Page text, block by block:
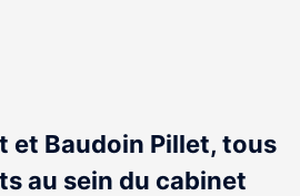
et Baudoin Pillet, tous
au sein du cabinet